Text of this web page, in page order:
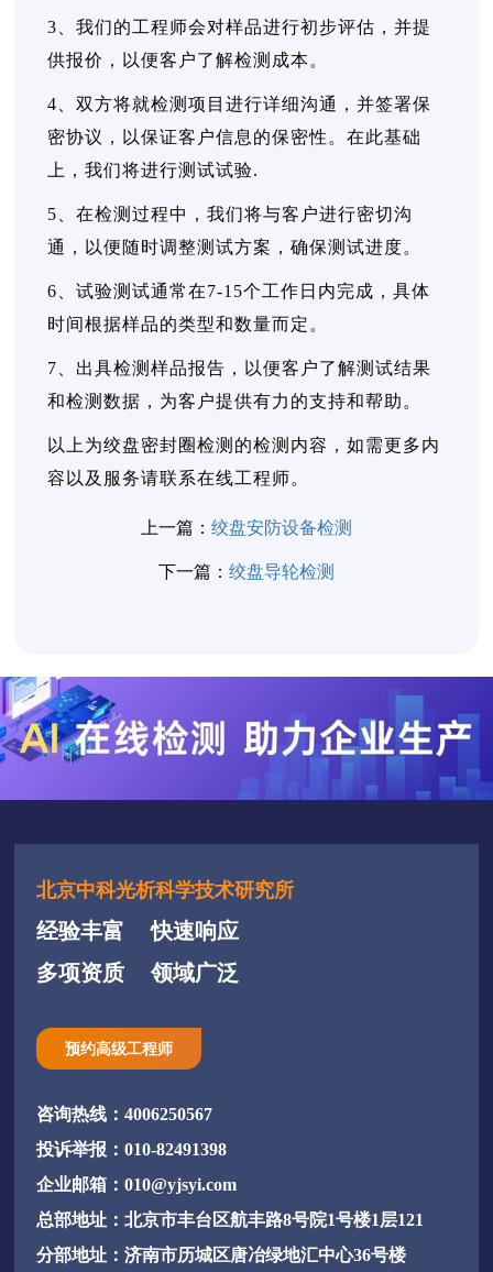
3、我们的工程师会对样品进行初步评估，并提
供报价，以便客户了解检测成本。
4、双方将就检测项目进行详细沟通，并签署保
密协议，以保证客户信息的保密性。在此基础
上，我们将进行测试试验.
5、在检测过程中，我们将与客户进行密切沟
通，以便随时调整测试方案，确保测试进度。
6、试验测试通常在7-15个工作日内完成，具体
时间根据样品的类型和数量而定。
7、出具检测样品报告，以便客户了解测试结果
和检测数据，为客户提供有力的支持和帮助。
以上为绞盘密封圈检测的检测内容，如需更多内
容以及服务请联系在线工程师。
上一篇： 绞盘安防设备检测
下一篇： 绞盘导轮检测
北京中科光析科学技术研究所
经验丰富
快速响应
多项资质
领域广泛
预约高级工程师
咨询热线：4006250567
投诉举报：010-82491398
企业邮箱：010@yjsyi.com
总部地址：北京市丰台区航丰路8号院1号楼1层121
分部地址：济南市历城区唐冶绿地汇中心36号楼